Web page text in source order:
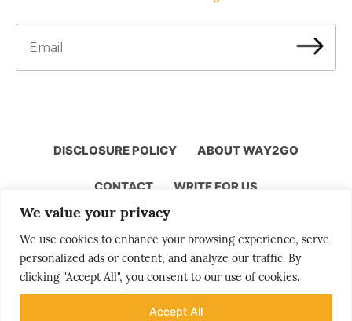
We value your privacy
We use cookies to enhance your browsing experience, serve
personalized ads or content, and analyze our traffic. By
clicking "Accept All", you consent to our use of cookies.
Accept All
DISCLOSURE POLICY ABOUT WAY2GO
CONTACT WRITE FOR US
Storytelling by Bjørn Moholdt